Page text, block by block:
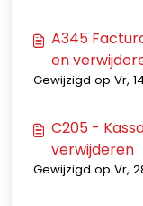
A345
en
Gewijzigd op Vr,
C205 -
verwijderen
Gewijzigd op Vr,